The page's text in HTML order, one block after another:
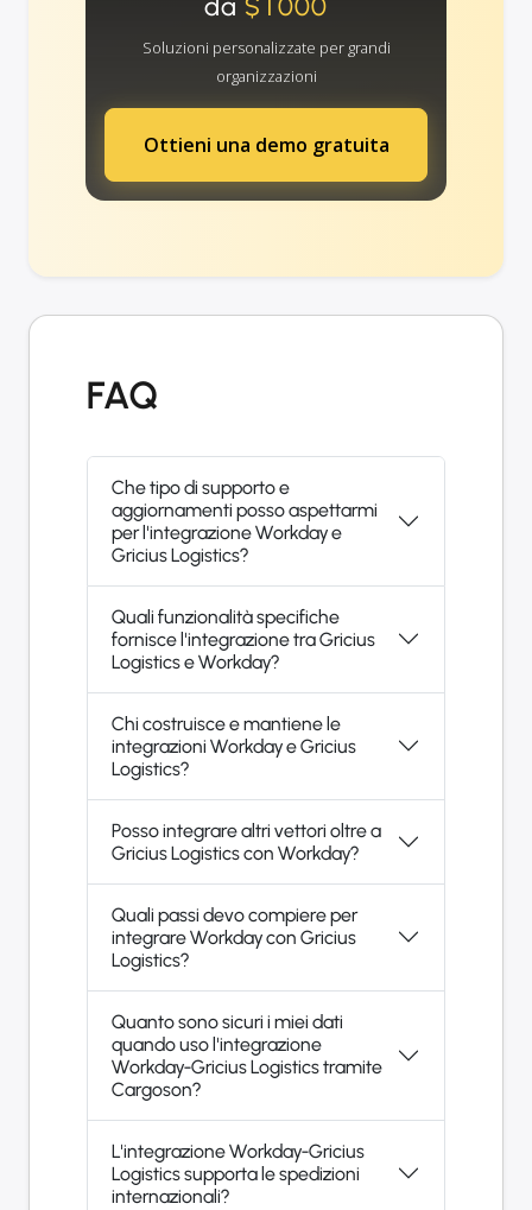
Soluzioni personalizzate per grandi
organizzazioni
Ottieni una demo gratuita
FAQ
Che tipo di supporto e
aggiornamenti posso aspettarmi
per l'integrazione Workday e
Gricius Logistics?
Quali funzionalità specifiche
fornisce l'integrazione tra Gricius
Logistics e Workday?
Chi costruisce e mantiene le
integrazioni Workday e Gricius
Logistics?
Posso integrare altri vettori oltre a
Gricius Logistics con Workday?
Quali passi devo compiere per
integrare Workday con Gricius
Logistics?
Quanto sono sicuri i miei dati
quando uso l'integrazione
Workday-Gricius Logistics tramite
Cargoson?
L'integrazione Workday-Gricius
Logistics supporta le spedizioni
internazionali?